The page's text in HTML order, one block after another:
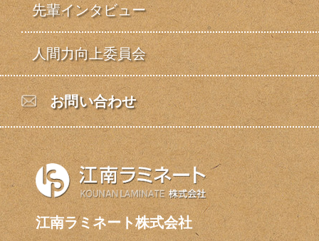
先輩インタビュー
人間力向上委員会
お問い合わせ
江南ラミネート株式会社